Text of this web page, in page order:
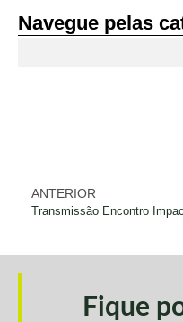
Navegue pelas
ANTERIOR
Fique